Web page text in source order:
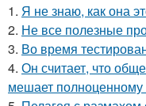
1. Я не знаю, как она
2. Не все полезные
3. Во время
4. Он считает, что
мешает полноценному